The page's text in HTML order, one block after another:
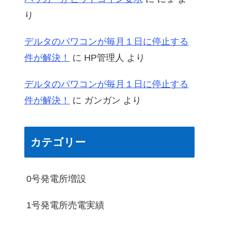
り
デルタのパワコンが毎月１日に停止する
件が解決！
に HP管理人 より
デルタのパワコンが毎月１日に停止する
件が解決！
に ガンガン より
カテゴリー
0号発電所増設
1号発電所売電実績